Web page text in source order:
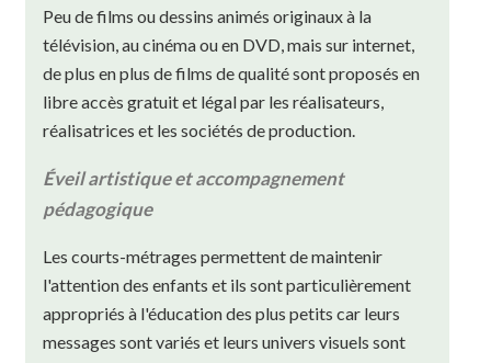
Peu de films ou dessins animés originaux à la
télévision, au cinéma ou en DVD, mais sur internet,
de plus en plus de films de qualité sont proposés en
libre accès gratuit et légal par les réalisateurs,
réalisatrices et les sociétés de production.
Éveil artistique et accompagnement
pédagogique
Les courts-métrages permettent de maintenir
l'attention des enfants et ils sont particulièrement
appropriés à l'éducation des plus petits car leurs
messages sont variés et leurs univers visuels sont